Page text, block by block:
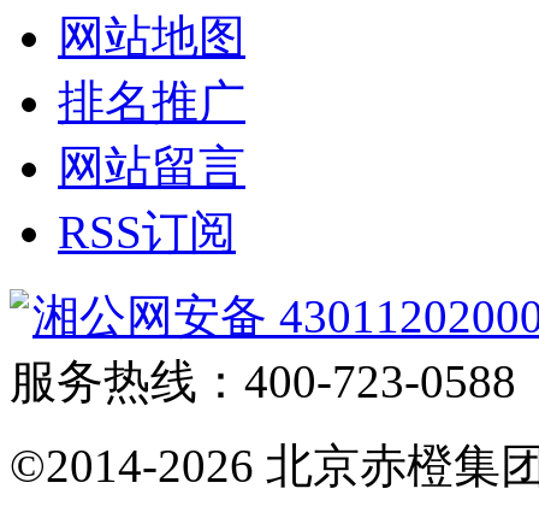
网站地图
排名推广
网站留言
RSS订阅
湘公网安备
服务热线：400-723-0588
©2014-2026 北京赤橙集